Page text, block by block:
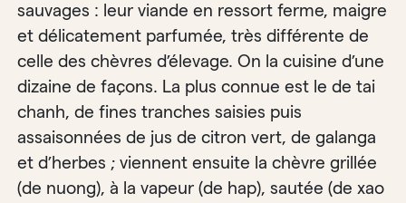
sauvages : leur viande en ressort ferme, maigre
et délicatement parfumée, très différente de
celle des chèvres d’élevage. On la cuisine d’une
dizaine de façons. La plus connue est le de tai
chanh, de fines tranches saisies puis
assaisonnées de jus de citron vert, de galanga
et d’herbes ; viennent ensuite la chèvre grillée
(de nuong), à la vapeur (de hap), sautée (de xao